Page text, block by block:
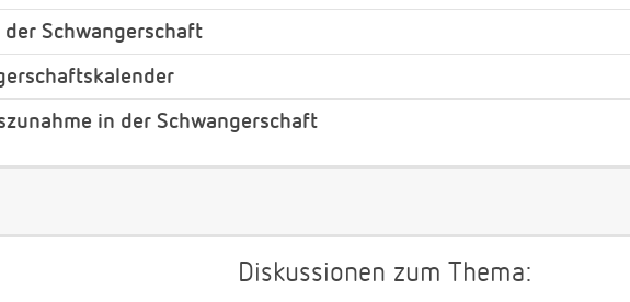
der Schwangerschaft
in der Schwangerschaft
Diskussionen zum Thema: